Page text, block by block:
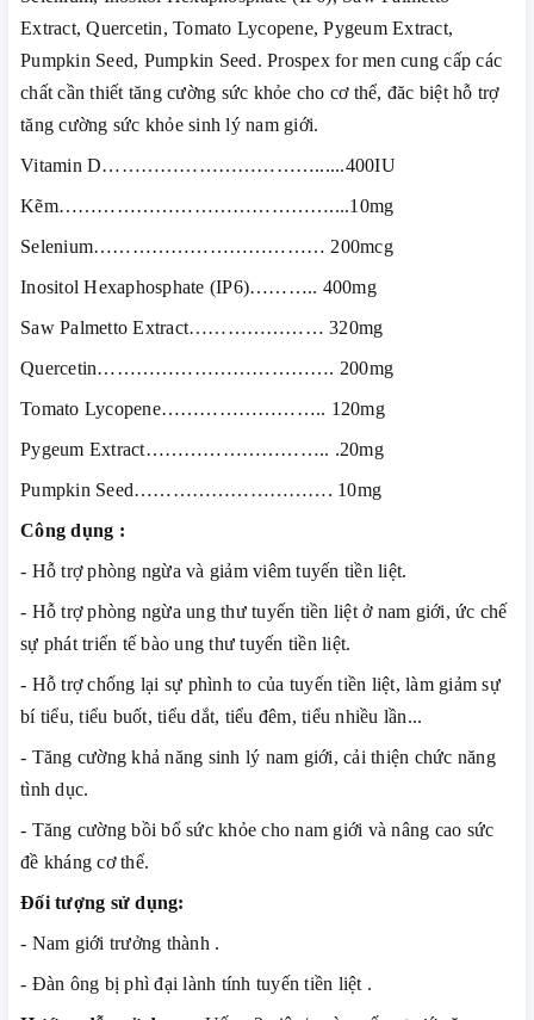
Extract, Quercetin, Tomato Lycopene, Pygeum Extract,
Pumpkin Seed, Pumpkin Seed. Prospex for men cung cấp các
chất cần thiết tăng cường sức khỏe cho cơ thể, đăc biệt hỗ trợ
tăng cường sức khỏe sinh lý nam giới.
Vitamin D……………………………......400IU
Kẽm……………………………………....10mg
Selenium……………………………… 200mcg
Inositol Hexaphosphate (IP6)……….. 400mg
Saw Palmetto Extract………………… 320mg
Quercetin………………………………. 200mg
Tomato Lycopene…………………….. 120mg
Pygeum Extract……………………….. .20mg
Pumpkin Seed…………………………. 10mg
Công dụng :
- Hỗ trợ phòng ngừa và giảm viêm tuyến tiền liệt.
- Hỗ trợ phòng ngừa ung thư tuyến tiền liệt ở nam giới, ức chế
sự phát triển tế bào ung thư tuyến tiền liệt.
- Hỗ trợ chống lại sự phình to của tuyến tiền liệt, làm giảm sự
bí tiểu, tiểu buốt, tiểu dắt, tiểu đêm, tiểu nhiều lần...
- Tăng cường khả năng sinh lý nam giới, cải thiện chức năng
tình dục.
- Tăng cường bồi bổ sức khỏe cho nam giới và nâng cao sức
đề kháng cơ thể.
Đối tượng sử dụng:
- Nam giới trưởng thành .
- Đàn ông bị phì đại lành tính tuyến tiền liệt .